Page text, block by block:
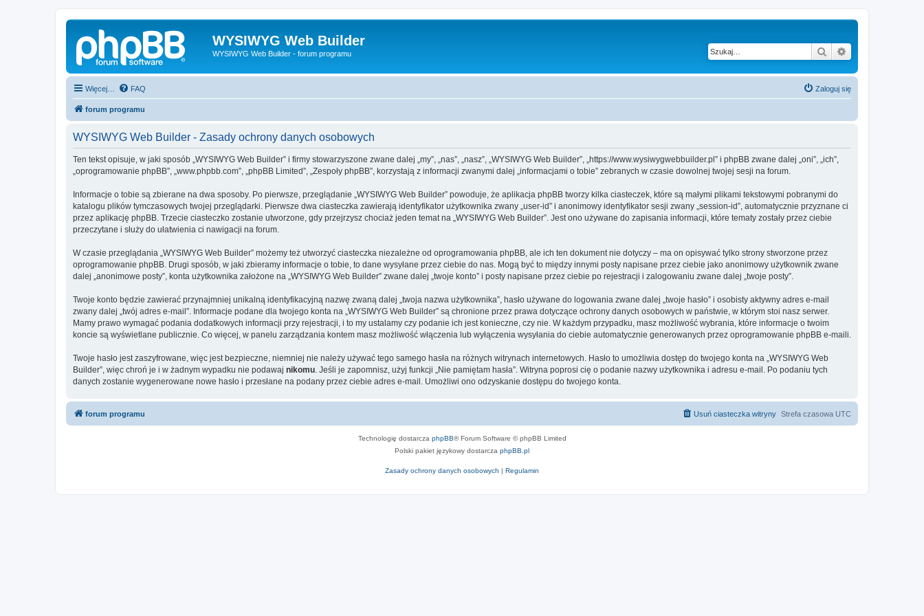
WYSIWYG Web Builder
WYSIWYG Web Builder - forum programu Szukaj
Więcej… FAQ Zaloguj się
forum programu
WYSIWYG Web Builder - Zasady ochrony danych osobowych
Ten tekst opisuje, w jaki sposób „WYSIWYG Web Builder” i firmy stowarzyszone zwane dalej „my”, „nas”, „nasz”, „WYSIWYG Web Builder”, „https://www.wysiwygwebbuilder.pl” i phpBB zwane dalej „oni”, „ich”,
„oprogramowanie phpBB”, „www.phpbb.com”, „phpBB Limited”, „Zespoły phpBB”, korzystają z informacji zwanymi dalej „informacjami o tobie” zebranych w czasie dowolnej twojej sesji na forum.
Informacje o tobie są zbierane na dwa sposoby. Po pierwsze, przeglądanie „WYSIWYG Web Builder” powoduje, że aplikacja phpBB tworzy kilka ciasteczek, które są małymi plikami tekstowymi pobranymi do
katalogu plików tymczasowych twojej przeglądarki. Pierwsze dwa ciasteczka zawierają identyfikator użytkownika zwany „user-id” i anonimowy identyfikator sesji zwany „session-id”, automatycznie przyznane ci
przez aplikację phpBB. Trzecie ciasteczko zostanie utworzone, gdy przejrzysz chociaż jeden temat na „WYSIWYG Web Builder”. Jest ono używane do zapisania informacji, które tematy zostały przez ciebie
przeczytane i służy do ułatwienia ci nawigacji na forum.
W czasie przeglądania „WYSIWYG Web Builder” możemy też utworzyć ciasteczka niezależne od oprogramowania phpBB, ale ich ten dokument nie dotyczy – ma on opisywać tylko strony stworzone przez
oprogramowanie phpBB. Drugi sposób, w jaki zbieramy informacje o tobie, to dane wysyłane przez ciebie do nas. Mogą być to między innymi posty napisane przez ciebie jako anonimowy użytkownik zwane
dalej „anonimowe posty”, konta użytkownika założone na „WYSIWYG Web Builder” zwane dalej „twoje konto” i posty napisane przez ciebie po rejestracji i zalogowaniu zwane dalej „twoje posty”.
Twoje konto będzie zawierać przynajmniej unikalną identyfikacyjną nazwę zwaną dalej „twoja nazwa użytkownika”, hasło używane do logowania zwane dalej „twoje hasło” i osobisty aktywny adres e-mail
zwany dalej „twój adres e-mail”. Informacje podane dla twojego konta na „WYSIWYG Web Builder” są chronione przez prawa dotyczące ochrony danych osobowych w państwie, w którym stoi nasz serwer.
Mamy prawo wymagać podania dodatkowych informacji przy rejestracji, i to my ustalamy czy podanie ich jest konieczne, czy nie. W każdym przypadku, masz możliwość wybrania, które informacje o twoim
koncie są wyświetlane publicznie. Co więcej, w panelu zarządzania kontem masz możliwość włączenia lub wyłączenia wysyłania do ciebie automatycznie generowanych przez oprogramowanie phpBB e-maili.
Twoje hasło jest zaszyfrowane, więc jest bezpieczne, niemniej nie należy używać tego samego hasła na różnych witrynach internetowych. Hasło to umożliwia dostęp do twojego konta na „WYSIWYG Web
Builder”, więc chroń je i w żadnym wypadku nie podawaj nikomu . Jeśli je zapomnisz, użyj funkcji „Nie pamiętam hasła”. Witryna poprosi cię o podanie nazwy użytkownika i adresu e-mail. Po podaniu tych
danych zostanie wygenerowane nowe hasło i przesłane na podany przez ciebie adres e-mail. Umożliwi ono odzyskanie dostępu do twojego konta.
forum programu Strefa czasowa UTC
Usuń ciasteczka witryny
Technologię dostarcza phpBB® Forum Software © phpBB Limited
Polski pakiet językowy dostarcza phpBB.pl
Zasady ochrony danych osobowych | Regulamin